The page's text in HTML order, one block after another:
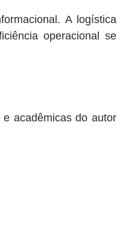
A logística
operacional se
acadêmicas do autor